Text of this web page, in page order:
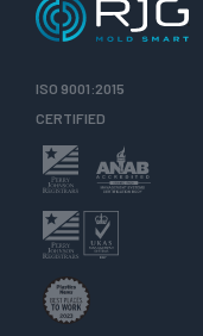
ISO 9001:2015
CERTIFIED